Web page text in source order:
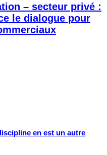
– secteur privé :
le dialogue pour
en est un autre